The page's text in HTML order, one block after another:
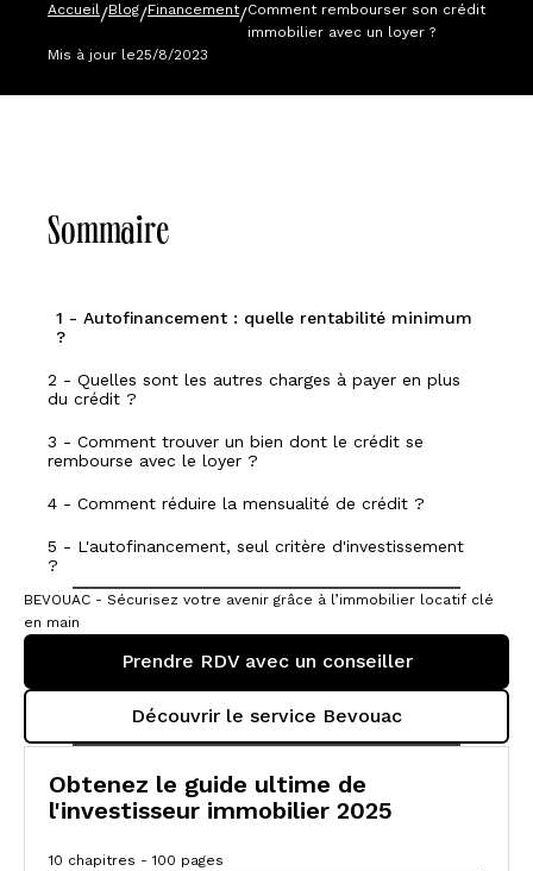
Accueil/Blog/Financement/Comment rembourser son crédit
immobilier avec un loyer ?
Mis à jour le25/8/2023
Sommaire
1 - Autofinancement : quelle rentabilité minimum
?
2 - Quelles sont les autres charges à payer en plus
du crédit ?
3 - Comment trouver un bien dont le crédit se
rembourse avec le loyer ?
4 - Comment réduire la mensualité de crédit ?
5 - L'autofinancement, seul critère d'investissement
?
BEVOUAC - Sécurisez votre avenir grâce à l’immobilier locatif clé
en main
Prendre RDV avec un conseiller
Découvrir le service Bevouac
Obtenez le guide ultime de
l'investisseur immobilier 2025
10 chapitres - 100 pages